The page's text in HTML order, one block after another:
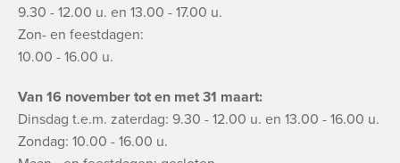
9.30 - 12.00 u. en 13.00 - 17.00 u.
Zon- en feestdagen:
10.00 - 16.00 u.
Van 16 november tot en met 31 maart:
Dinsdag t.e.m. zaterdag: 9.30 - 12.00 u. en 13.00 - 16.00 u.
Zondag: 10.00 - 16.00 u.